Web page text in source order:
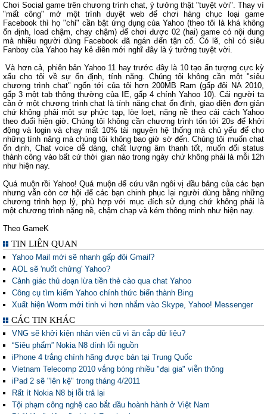
Chơi Social game trên chương trình chat, ý tưởng thật "tuyệt vời". Thay vì
"mất công" mở một trình duyệt web để chơi hàng chục loại game
Facebook thì họ "chỉ" cần bật ứng dụng của Yahoo (theo tôi là khá không
ổn định, load chậm, chạy chậm) để chơi được 02 (hai) game có nội dung
mà nhiều người dùng Facebook đã ngán đến tận cổ. Có lẽ, chỉ có siêu
Fanboy của Yahoo hay kẻ điên mới nghĩ đây là ý tưởng tuyệt vời.
Và hơn cả, phiên bản Yahoo 11 hay trước đây là 10 tạo ấn tượng cực kỳ
xấu cho tôi về sự ổn định, tính năng. Chúng tôi không cần một "siêu
chương trình chat" ngốn tới của tôi hơn 200MB Ram (gấp đôi NA 2010,
gấp 3 một tab thông thường của IE, gấp 4 chính Yahoo 10). Cái người ta
cần ở một chương trình chat là tính năng chat ổn định, giao diện đơn giản
chứ không phải một sự phức tạp, lòe loẹt, nặng nề theo cái cách Yahoo
theo đuổi hiện giờ. Chúng tôi không cần chương trình tốn tới 20s để khởi
động và login và chạy mất 10% tài nguyên hệ thống mà chủ yếu để cho
những tính năng mà chúng tôi không bao giờ sờ đến. Chúng tôi muốn chat
ổn định, Chat voice dễ dàng, chất lượng âm thanh tốt, muốn đổi status
thành công vào bất cứ thời gian nào trong ngày chứ không phải là mỗi 12h
như hiện nay.
Quá muộn rồi Yahoo! Quá muộn để cứu vãn ngôi vị đầu bảng của các bạn
nhưng vẫn còn cơ hội để các bạn chinh phục lại người dùng bằng những
chương trình hợp lý, phù hợp với mục đích sử dụng chứ không phải là
một chương trình nặng nề, chậm chạp và kém thông minh như hiện nay.
Theo GameK
TIN LIÊN QUAN
Yahoo Mail mới sẽ nhanh gấp đôi Gmail?
AOL sẽ 'nuốt chửng' Yahoo?
Cảnh giác thủ đoạn lừa tiền thẻ cào qua chat Yahoo
Công cụ tìm kiếm Yahoo chính thức biến thành Bing
Xuất hiện Worm mới tinh vi hơn nhắm vào Skype, Yahoo! Messenger
CÁC TIN KHÁC
VNG sẽ khởi kiện nhân viên cũ vì ăn cắp dữ liệu?
“Siêu phẩm” Nokia N8 dính lỗi nguồn
iPhone 4 trắng chính hãng được bán tại Trung Quốc
Vietnam Telecomp 2010 vắng bóng nhiều "đại gia" viễn thông
iPad 2 sẽ "lên kệ" trong tháng 4/2011
Rất ít Nokia N8 bị lỗi trả lại
Tội phạm công nghệ cao bắt đầu hoành hành ở Việt Nam